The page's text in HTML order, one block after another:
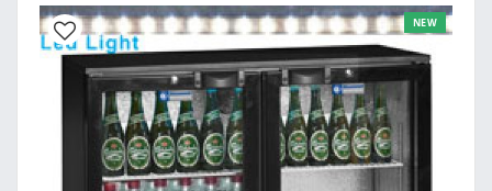
egy hűtött és semleges zónából áll, amelyet fiókok, kávé tartók,
munkalapok és hátsó csepegtetők egészítenek ki, így
maximalizálva az ergonómiát. Az acél technológiájának és
kifinomultságának kombinálása a bevonatok és kivitelezések,
valamint a világítás és színek használatának lehetőségével
értéket ad a bútoroknak bármilyen helyzetben és tervezői
kérésre. Műszaki leírás: Rozsdamentes kivitelKapható fordított
változatbanTároló rekeszek száma: 3Csaphelyek száma:
1Teljesítmény: 280 WÁramforrás: 230V / 50Hz / 1 fázisMéret:
NEW